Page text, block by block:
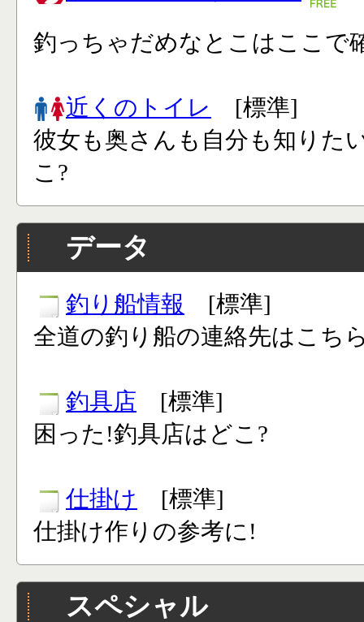
釣っちゃだめなとこはここで
近くのトイレ
[標準]
彼女も奥さんも自分も知りた
こ?
データ
釣り船情報 [標準]
全道の釣り船の連絡先はこち
釣具店 [標準]
困った!釣具店はどこ?
仕掛け [標準]
仕掛け作りの参考に!
スペシャル